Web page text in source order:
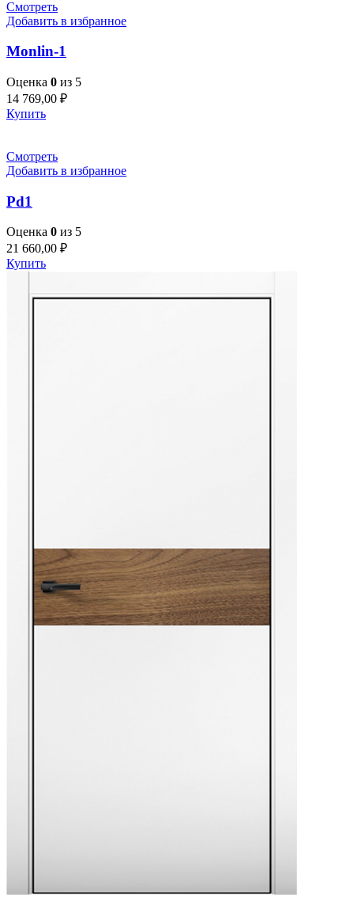
Смотреть
Добавить в избранное
Monlin-1
Оценка 0 из 5
14 769,00 ₽
Купить
Смотреть
Добавить в избранное
Pd1
Оценка 0 из 5
21 660,00 ₽
Купить